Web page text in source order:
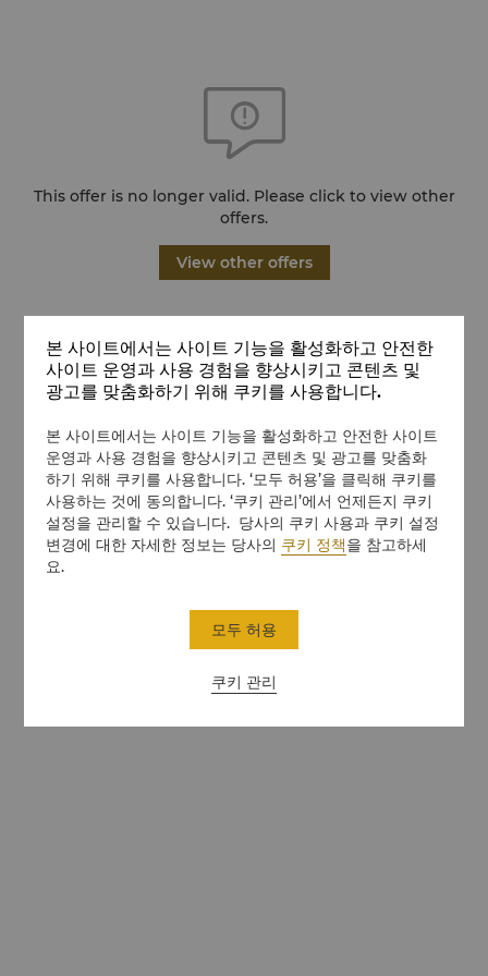
This offer is no longer valid. Please click to view other
offers.
View other offers
본 사이트에서는 사이트 기능을 활성화하고 안전한
사이트 운영과 사용 경험을 향상시키고 콘텐츠 및
광고를 맞춤화하기 위해 쿠키를 사용합니다.
본 사이트에서는 사이트 기능을 활성화하고 안전한 사이트
운영과 사용 경험을 향상시키고 콘텐츠 및 광고를 맞춤화
하기 위해 쿠키를 사용합니다. ‘모두 허용’을 클릭해 쿠키를
사용하는 것에 동의합니다. ‘쿠키 관리’에서 언제든지 쿠키
설정을 관리할 수 있습니다. 당사의 쿠키 사용과 쿠키 설정
변경에 대한 자세한 정보는 당사의 쿠키 정책을 참고하세
요.
쿠키 관리
모두 허용